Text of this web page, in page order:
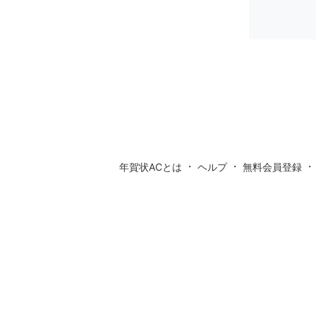
年賀状ACとは ・ ヘルプ・ 無料会員登録